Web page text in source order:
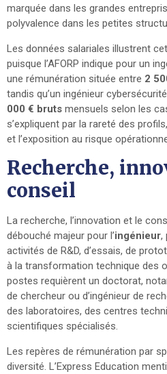
marquée dans les grandes
polyvalence dans les petites
Les données salariales illustrent
puisque l’AFORP indique pour un
une rémunération située entre 2
tandis qu’un ingénieur
000 € bruts mensuels selon les
s’expliquent par la rareté des
et l’exposition au risque
Recherche,
conseil
La recherche, l’innovation et le
débouché majeur pour l’ingénieur,
activités de R&D, d’essais, de
à la transformation technique des
postes requièrent un doctorat,
de chercheur ou d’ingénieur de
des laboratoires, des centres
scientifiques spécialisés.
Les repères de rémunération par
diversité. L’Express Education